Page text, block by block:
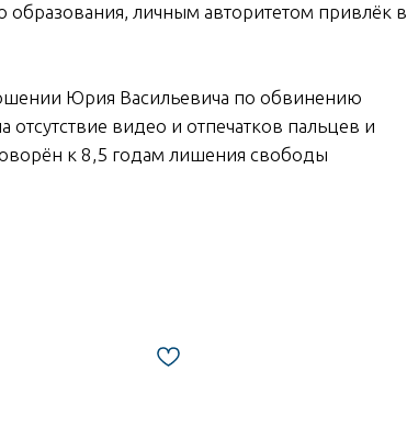
образования, личным авторитетом привлёк в
Юрия Васильевича по обвинению
видео и отпечатков пальцев и
к 8,5 годам лишения свободы